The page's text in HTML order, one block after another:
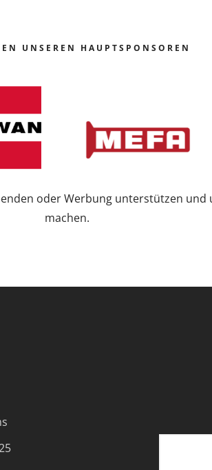
UNSEREN HAUPTSPONSOREN
oder Werbung unterstützen
machen.